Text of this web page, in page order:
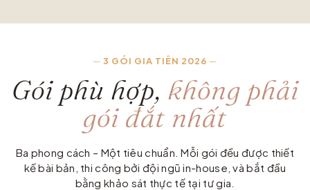
— 3 GÓI GIA TIÊN 2026 —
Gói phù hợp, không phải
gói đắt nhất
Ba phong cách – Một tiêu chuẩn. Mỗi gói đều được thiết
kế bài bản, thi công bởi đội ngũ in-house, và bắt đầu
bằng khảo sát thực tế tại tư gia.